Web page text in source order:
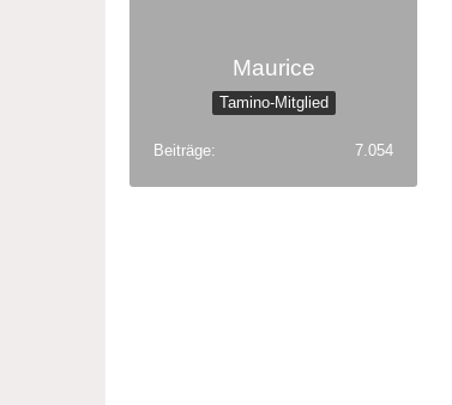
Maurice
Tamino-Mitglied
Beiträge 7.054